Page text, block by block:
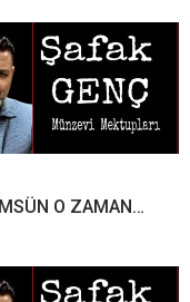
O ZAMAN…